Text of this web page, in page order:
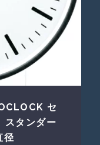
セ
スタンダー
径